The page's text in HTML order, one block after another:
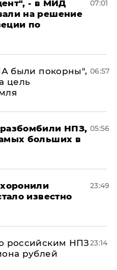
- в МИД
на решение
по
07:01
были покорны",
цель
06:57
НПЗ,
больших в
05:56
известно
23:49
российским НПЗ
рублей
23:14